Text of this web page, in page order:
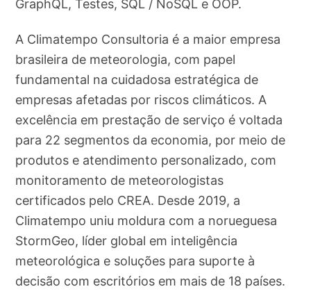
GraphQL, Testes, SQL / NoSQL e OOP.
A Climatempo Consultoria é a maior empresa
brasileira de meteorologia, com papel
fundamental na cuidadosa estratégica de
empresas afetadas por riscos climáticos. A
excelência em prestação de serviço é voltada
para 22 segmentos da economia, por meio de
produtos e atendimento personalizado, com
monitoramento de meteorologistas
certificados pelo CREA. Desde 2019, a
Climatempo uniu moldura com a norueguesa
StormGeo, líder global em inteligência
meteorológica e soluções para suporte à
decisão com escritórios em mais de 18 países.